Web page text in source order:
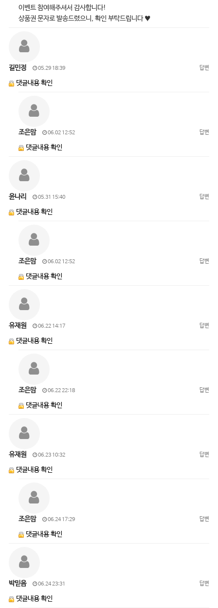
이벤트 참여해주셔서 감사합니다!
상품권 문자로 발송드렸으니, 확인 부탁드립니다 ♥
길민정 05.29 18:39 답변
댓글내용 확인
조은맘 06.02 12:52 답변
댓글내용 확인
윤나리 05.31 15:40 답변
댓글내용 확인
조은맘 06.02 12:52 답변
댓글내용 확인
유재원 06.22 14:17 답변
댓글내용 확인
조은맘 06.22 22:18 답변
댓글내용 확인
유재원 06.23 10:32 답변
댓글내용 확인
조은맘 06.24 17:29 답변
댓글내용 확인
박믿음 06.24 23:31 답변
댓글내용 확인